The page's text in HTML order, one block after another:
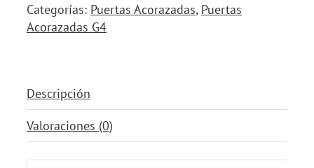
Categorías: Puertas Acorazadas, Puertas
Acorazadas G4
Descripción
Valoraciones (0)